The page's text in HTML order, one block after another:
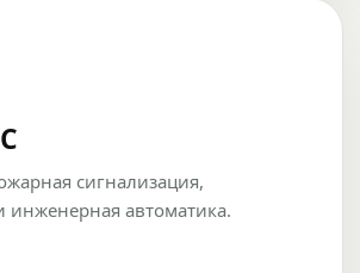
сигнализация,
автоматика.